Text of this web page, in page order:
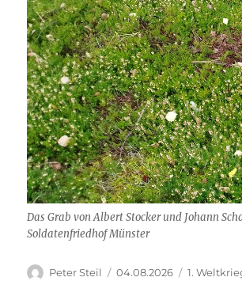
Das Grab von Albert Stocker und Johann
Soldatenfriedhof Münster
Autor
Peter Steil
Veröffentlicht
04.08.2026 1.